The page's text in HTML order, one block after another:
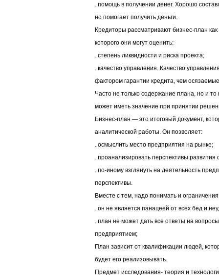
. помощь в получении денег. Хорошо
но помогает получить деньги.
Кредиторы рассматривают бизнес-план
которого они могут оценить:
. степень ликвидности и риска проекта;
. качество управления. Качество
фактором гарантии кредита, чем
Часто не только содержание плана, но и
может иметь значение при принятии
Бизнес-план — это итоговый документ,
аналитической работы. Он позволяет:
. осмыслить место предприятия на рынке;
. проанализировать перспективы развития
. по-иному взглянуть на деятельность
перспективы.
Вместе с тем, надо понимать и
. он не является панацеей от всех бед и
. план не может дать все ответы на
предприятием;
План зависит от квалификации людей,
будет его реализовывать.
Предмет исследования- теория и